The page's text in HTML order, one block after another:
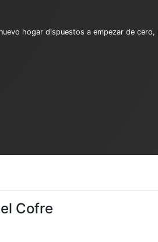
hogar dispuestos a empezar de
Cofre